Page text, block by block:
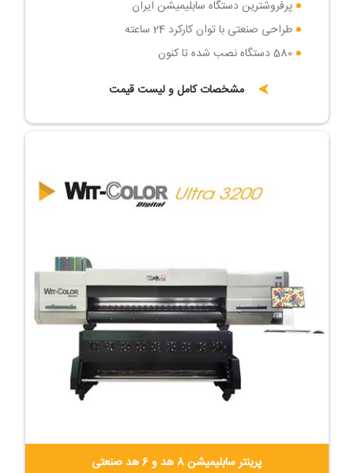
پرفروشترین دستگاه سابلیمیشن ایران
طراحی صنعتی با توان کارکرد 24 ساعته
580 دستگاه نصب شده تا کنون
مشخصات کامل و لیست قیمت
پرینتر سابلیمیشن 8 هد و 6 هد صنعتی